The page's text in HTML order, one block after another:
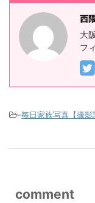
西
大
フ
-毎日家族写真【撮影
comment